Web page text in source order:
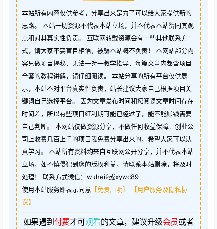
本站所有内容仅供参考，分享出来是为了可以给大家提供新的
思路。 本站一切资源不代表本站立场，并不代表本站赞同其观
点和对其真实性负责。 互联网转载资源会有一些其他联系方
式，请大家不要盲目相信，被骗本站概不负责！ 本网站部分内
容只做项目揭秘，无法一对一教学指导，每篇文章内都含项目
全套的教程讲解，请仔细阅读。 本站分享的所有平台仅供展
示，本站不对平台真实性负责，站长建议大家自己根据项目关
键词自己选择平台。 因为文章发布时间和您阅读文章时间存在
时间差，所以有些项目红利期可能已经过了，能不能赚钱需要
自己判断。 本网站仅做资源分享，不做任何收益保障，创业公
司上收费几百上千的项目我免费分享出来的，希望大家可以认
真学习。 本站所有资料均来自互联网公开分享，并不代表本站
立场，如不慎侵犯到您的版权利益，请联系本站删除，将及时
处理！ 联系方式微信：wuhei9或xywc89
使用本站服务即表示同意 【免责声明】
【用户服务及隐私协
议】
如果遇到 付费才可观看的文章，建议升级会员或者